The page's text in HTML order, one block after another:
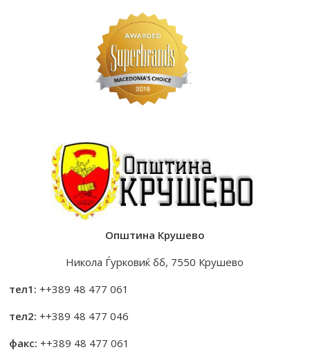
Општина Крушево
Никола Ѓурковиќ бб, 7550 Крушево
тел1: ++389 48 477 061
тел2: ++389 48 477 046
факс: ++389 48 477 061